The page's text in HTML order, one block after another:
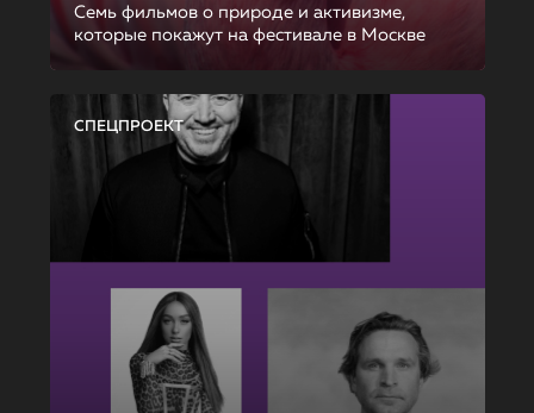
Семь фильмов о природе и активизме,
которые покажут на фестивале в Москве
СПЕЦПРОЕКТ